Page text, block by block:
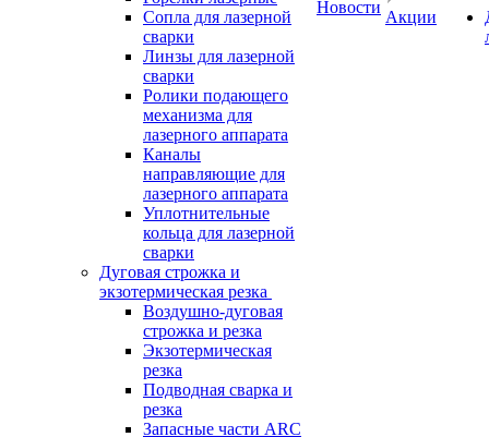
Сопла для лазерной
сварки
Линзы для лазерной
сварки
Ролики подающего
механизма для
лазерного аппарата
Каналы
направляющие для
лазерного аппарата
Уплотнительные
кольца для лазерной
сварки
Дуговая строжка и
экзотермическая резка
Воздушно-дуговая
строжка и резка
Экзотермическая
резка
Подводная сварка и
резка
Запасные части ARC
Новости
Акции